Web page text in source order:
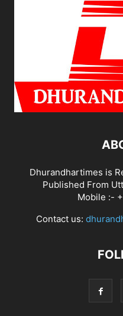
Dhurandhartimes is
Published From
Mobile :-
Contact us: